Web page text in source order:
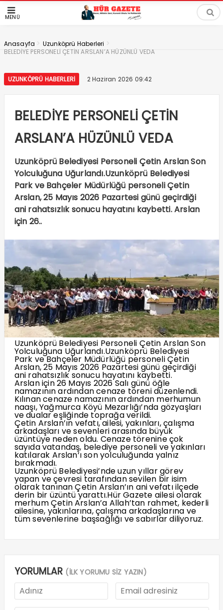
MENÜ
Anasayfa > Uzunköprü Haberleri >
BELEDİYE PERSONELİ ÇETİN ARSLAN’A HÜZÜNLÜ VEDA
UZUNKÖPRÜ HABERLERI 2 Haziran 2026 09:42
BELEDİYE PERSONELİ ÇETİN
ARSLAN’A HÜZÜNLÜ VEDA
Uzunköprü Belediyesi Personeli Çetin Arslan Son
Yolculuğuna Uğurlandı.Uzunköprü Belediyesi
Park ve Bahçeler Müdürlüğü personeli Çetin
Arslan, 25 Mayıs 2026 Pazartesi günü geçirdiği
ani rahatsızlık sonucu hayatını kaybetti. Arslan
için 26..
Uzunköprü Belediyesi Personeli Çetin Arslan Son
Yolculuğuna Uğurlandı.Uzunköprü Belediyesi
Park ve Bahçeler Müdürlüğü personeli Çetin
Arslan, 25 Mayıs 2026 Pazartesi günü geçirdiği
ani rahatsızlık sonucu hayatını kaybetti.
Arslan için 26 Mayıs 2026 Salı günü öğle
namazının ardından cenaze töreni düzenlendi.
Kılınan cenaze namazının ardından merhumun
naaşı, Yağmurca Köyü Mezarlığı’nda gözyaşları
ve dualar eşliğinde toprağa verildi.
Çetin Arslan’ın vefatı, ailesi, yakınları, çalışma
arkadaşları ve sevenleri arasında büyük
üzüntüye neden oldu. Cenaze törenine çok
sayıda vatandaş, belediye personeli ve yakınları
katılarak Arslan’ı son yolculuğunda yalnız
bırakmadı.
Uzunköprü Belediyesi’nde uzun yıllar görev
yapan ve çevresi tarafından sevilen bir isim
olarak tanınan Çetin Arslan’ın ani vefatı ilçede
derin bir üzüntü yarattı.Hür Gazete ailesi olarak
merhum Çetin Arslan’a Allah’tan rahmet, kederli
ailesine, yakınlarına, çalışma arkadaşlarına ve
tüm sevenlerine başsağlığı ve sabırlar diliyoruz.
YORUMLAR (İLK YORUMU SİZ YAZIN)